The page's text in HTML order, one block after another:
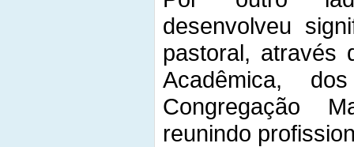
desenvolveu
pastoral, através
Acadêmica,
Congregação
reunindo